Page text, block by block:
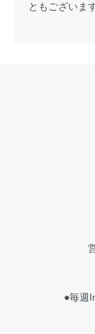
ともございま
●毎週